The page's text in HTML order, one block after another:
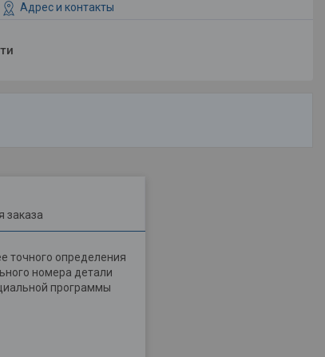
Адрес и контакты
заказа
точного определения
номера детали
программы